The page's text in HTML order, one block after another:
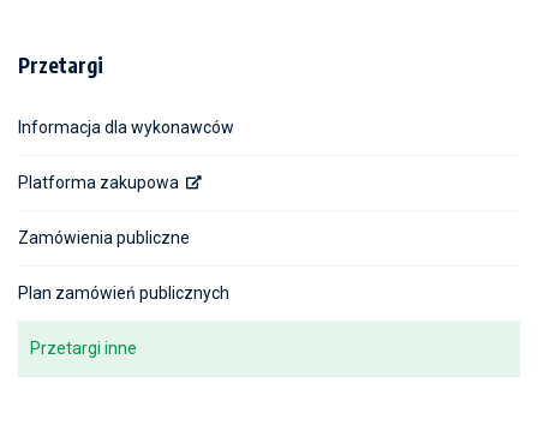
Przetargi
Informacja dla wykonawców
Platforma zakupowa
Zamówienia publiczne
Plan zamówień publicznych
Przetargi inne